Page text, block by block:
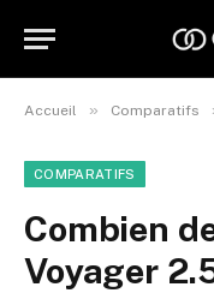
Accueil » Comparatifs
COMPARATIFS
Combien
Voyager